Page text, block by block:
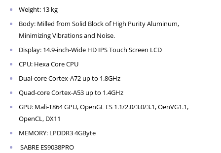
Weight: 13 kg
Body: Milled from Solid Block of High Purity Aluminum,
Minimizing Vibrations and Noise.
Display: 14.9-inch-Wide HD IPS Touch Screen LCD
CPU: Hexa Core CPU
Dual-core Cortex-A72 up to 1.8GHz
Quad-core Cortex-A53 up to 1.4GHz
GPU: Mali-T864 GPU, OpenGL ES 1.1/2.0/3.0/3.1, OenVG1.1,
OpenCL, DX11
MEMORY: LPDDR3 4GByte
SABRE ES9038PRO